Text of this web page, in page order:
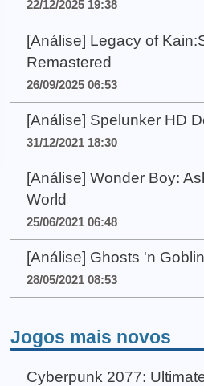
22/12/2025 19:38
[Análise] Legacy of
Remastered
26/09/2025 06:53
[Análise] Spelunker HD
31/12/2021 18:30
[Análise] Wonder Boy:
World
25/06/2021 06:48
[Análise] Ghosts 'n
28/05/2021 08:53
Jogos mais novos
Cyberpunk 2077: